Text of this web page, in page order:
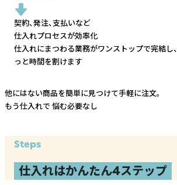
契約、発注、支払いなど
仕入れプロセスが効率化
仕入れにまつわる業務がワンストップで完結し、
っと時間を割けます
他にはない商品を簡単に見つけて手軽に注文。
もう仕入れで 悩む必要なし
Steps
仕入れはかんたん4ステップ